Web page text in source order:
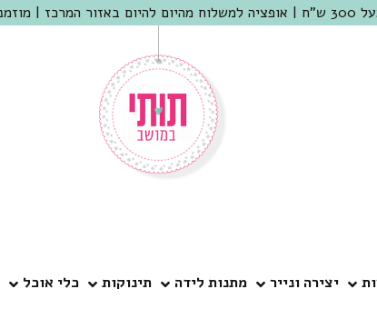
שמריהו
יצירה ונייר מתנות לידה תינוקות כלי אוכל